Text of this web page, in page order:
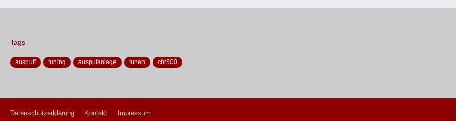
Tags
auspuff tuning auspufanlage tunen cbr500
Datenschutzerklärung Kontakt Impressum